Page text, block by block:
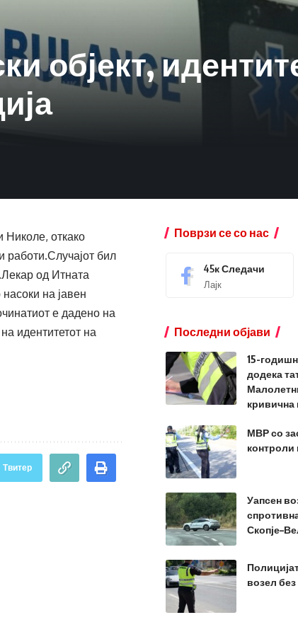
објект,
Николе, откако
бил
од Итната
на јавен
е дадено на
идентитетот на
Твитер
Поврзи се со нас
45кСледачи
Лајк
Последни објави
15-
додека
кривична
МВР со
контроли
Уапсен
возел